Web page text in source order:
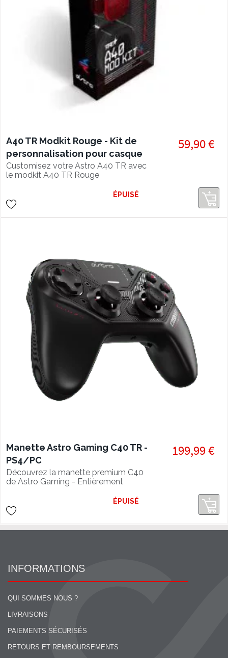
A40 TR Modkit Rouge - Kit de
personnalisation pour casque
A40 TR
Customisez votre Astro A40 TR avec
le modkit A40 TR Rouge
59,90 €
ÉPUISÉ
Manette Astro Gaming C40 TR -
PS4/PC
Découvrez la manette premium C40
de Astro Gaming - Entièrement
199,99 €
ÉPUISÉ
INFORMATIONS
QUI SOMMES NOUS ?
LIVRAISONS
PAIEMENTS SÉCURISÉS
RETOURS ET REMBOURSEMENTS